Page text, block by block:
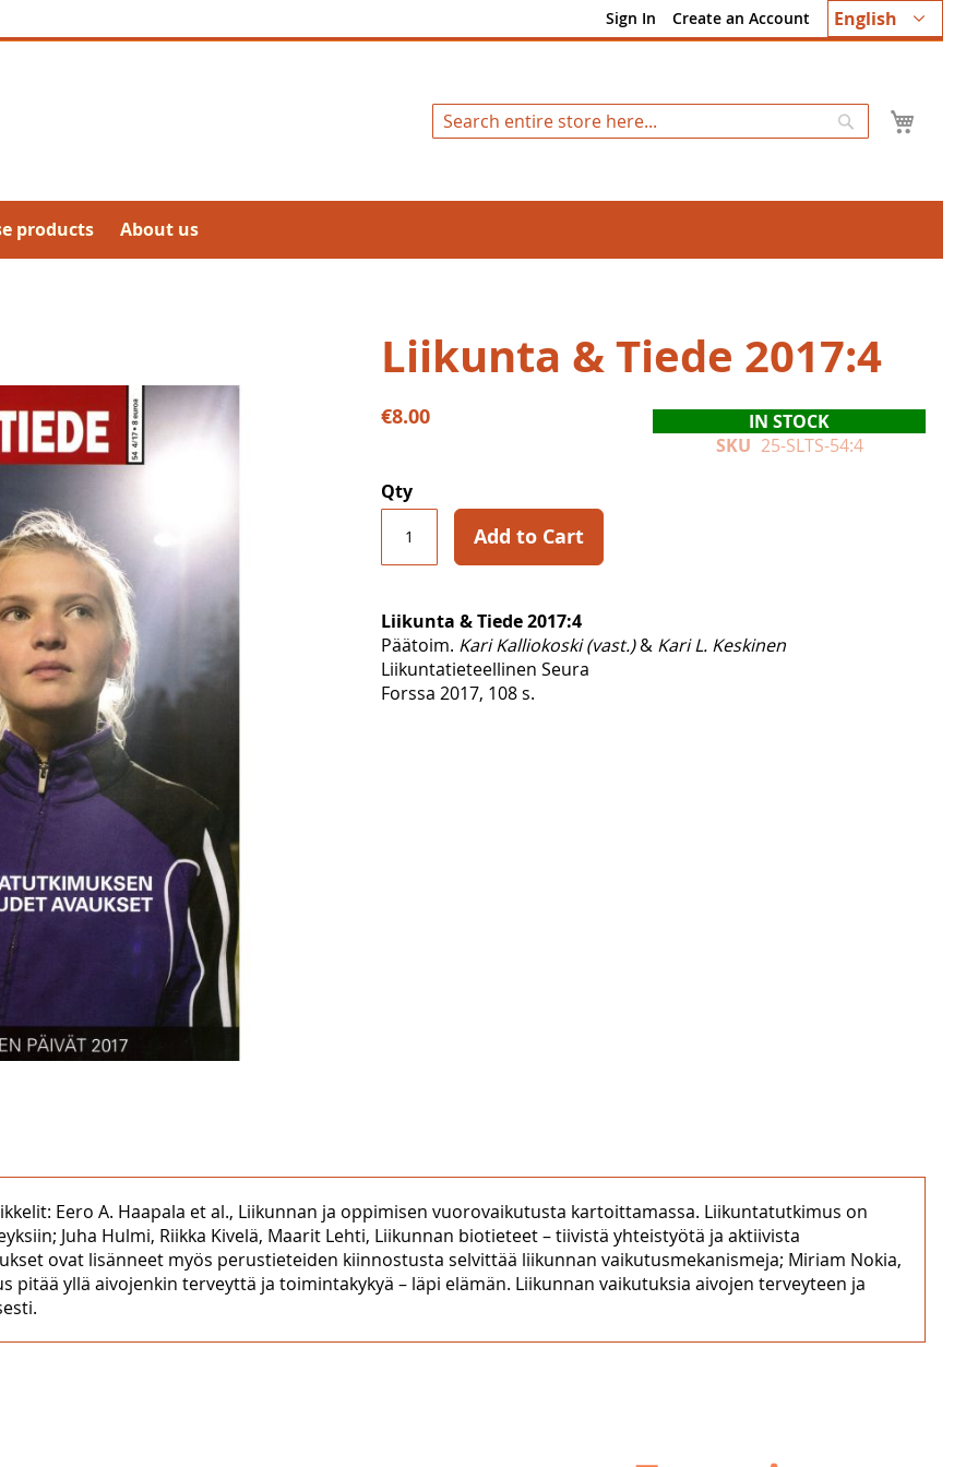
Language
English
Sign In Create an Account
Search
products About us
Liikunta & Tiede 2017:4
€8.00
IN STOCK
SKU 25-SLTS-54:4
Qty
Add to Cart
Liikunta & Tiede 2017:4
Päätoim. Kari Kalliokoski (vast.)& Kari L. Keskinen
Liikuntatieteellinen Seura
Forssa 2017, 108 s.
Eero A. Haapala et al., Liikunnan ja oppimisen vuorovaikutusta kartoittamassa. Liikuntatutkimus on
Juha Hulmi, Riikka Kivelä, Maarit Lehti, Liikunnan biotieteet – tiivistä yhteistyötä ja aktiivista
ovat lisänneet myös perustieteiden kiinnostusta selvittää liikunnan vaikutusmekanismeja; Miriam Nokia,
pitää yllä aivojenkin terveyttä ja toimintakykyä – läpi elämän. Liikunnan vaikutuksia aivojen terveyteen ja